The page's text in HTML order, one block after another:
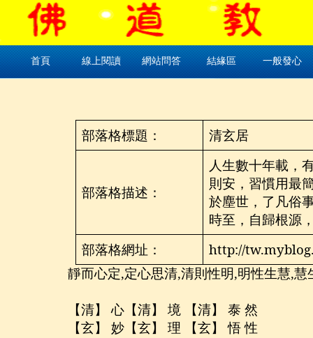
部落格標題： 清玄居
部落格描述：
人生數十年載，
則安，習慣用最
於塵世，了凡俗
時至，自歸根源
部落格網址：
http://
靜而心定,定心思清,清則性明,明性生慧,慧
【清】 心【清】 境 【清】 泰 然
【玄】 妙【玄】 理 【玄】 悟 性
首頁 線上閱讀 網站問答 結緣區 一般發心